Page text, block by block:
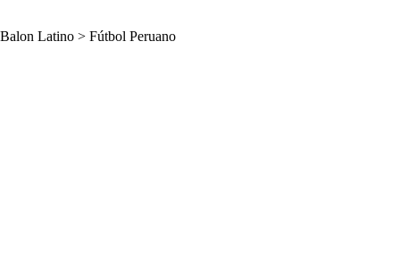
Balon Latino > Fútbol Peruano